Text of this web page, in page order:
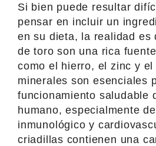
Si bien puede resultar
pensar en incluir un
en su dieta, la realidad es
de toro son una rica
como el hierro, el zinc y
minerales son esenciales
funcionamiento saludable
humano, especialmente
inmunológico y
criadillas contienen una